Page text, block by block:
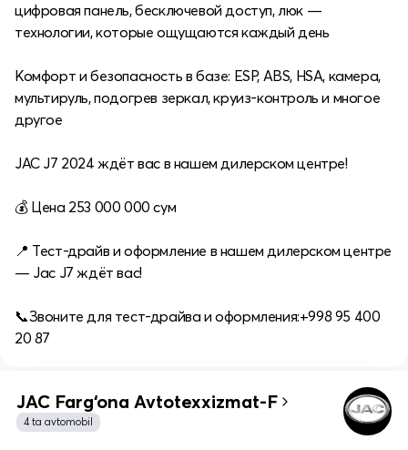
цифровая панель, бесключевой доступ, люк —
технологии, которые ощущаются каждый день
Комфорт и безопасность в базе: ESP, ABS, HSA, камера,
мультируль, подогрев зеркал, круиз‑контроль и многое
другое
JAC J7 2024 ждёт вас в нашем дилерском центре!
💰 Цена 253 000 000 сум
📍 Тест-драйв и оформление в нашем дилерском центре
— Jac J7 ждёт вас!
📞Звоните для тест‑драйва и оформления:+998 95 400
20 87
JAC Farg‘ona Avtotexxizmat-F
4 ta avtomobil